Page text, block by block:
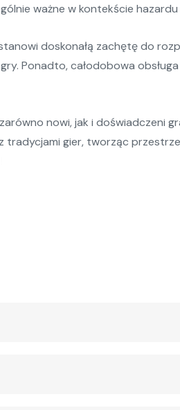
ważne w kontekście hazardu
doskonałą zachętę do
Ponadto, całodobowa
nowi, jak i doświadczeni
gier, tworząc